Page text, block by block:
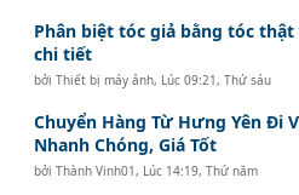
Phân biệt tóc giả bằng tóc
chi tiết
bởiThiết bị máy ảnh, Lúc 09:21, Thứ sáu
Chuyển Hàng Từ Hưng Yên Đi
Nhanh Chóng, Giá Tốt
bởiThành Vinh01 , Lúc 14:19, Thứ năm